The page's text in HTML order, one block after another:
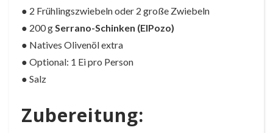
● 2 Frühlingszwiebeln oder 2 große Zwiebeln
● 200 gSerrano-Schinken (ElPozo)
● Natives Olivenöl extra
● Optional: 1 Ei pro Person
● Salz
Zubereitung: